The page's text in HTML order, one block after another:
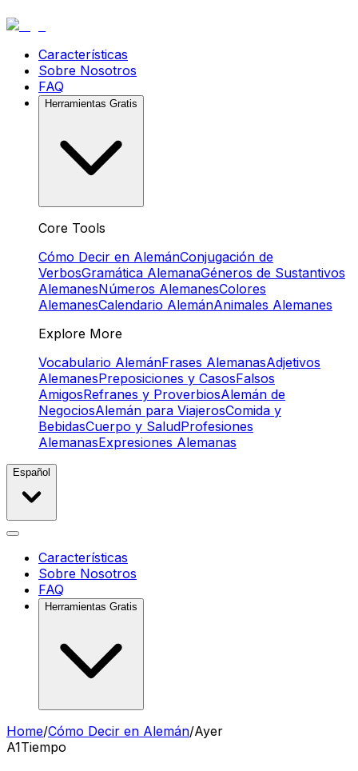
Características
Sobre Nosotros
FAQ
Herramientas Gratis
Core Tools
Cómo Decir en AlemánConjugación de
VerbosGramática AlemanaGéneros de Sustantivos
AlemanesNúmeros AlemanesColores
AlemanesCalendario AlemánAnimales Alemanes
Explore More
Vocabulario AlemánFrases AlemanasAdjetivos
AlemanesPreposiciones y CasosFalsos
AmigosRefranes y ProverbiosAlemán de
NegociosAlemán para ViajerosComida y
BebidasCuerpo y SaludProfesiones
AlemanasExpresiones Alemanas
Español
Características
Sobre Nosotros
FAQ
Herramientas Gratis
Home/Cómo Decir en Alemán/Ayer
A1Tiempo